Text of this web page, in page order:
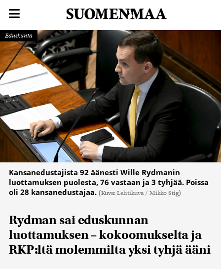
Eduskunta
Kansanedustajista 92 äänesti Wille Rydmanin
luottamuksen puolesta, 76 vastaan ja 3 tyhjää. Poissa
oli 28 kansanedustajaa. (Kuva: Lehtikuva / Mikko Stig)
Rydman sai eduskunnan
luottamuksen – kokoomukselta ja
RKP:ltä molemmilta yksi tyhjä ääni